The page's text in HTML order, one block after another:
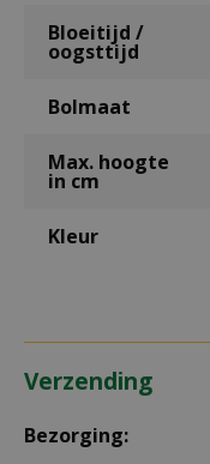
Bloeitijd /
oogsttijd
Bolmaat
Max. hoogte
in cm
Kleur
Verzending
Bezorging: